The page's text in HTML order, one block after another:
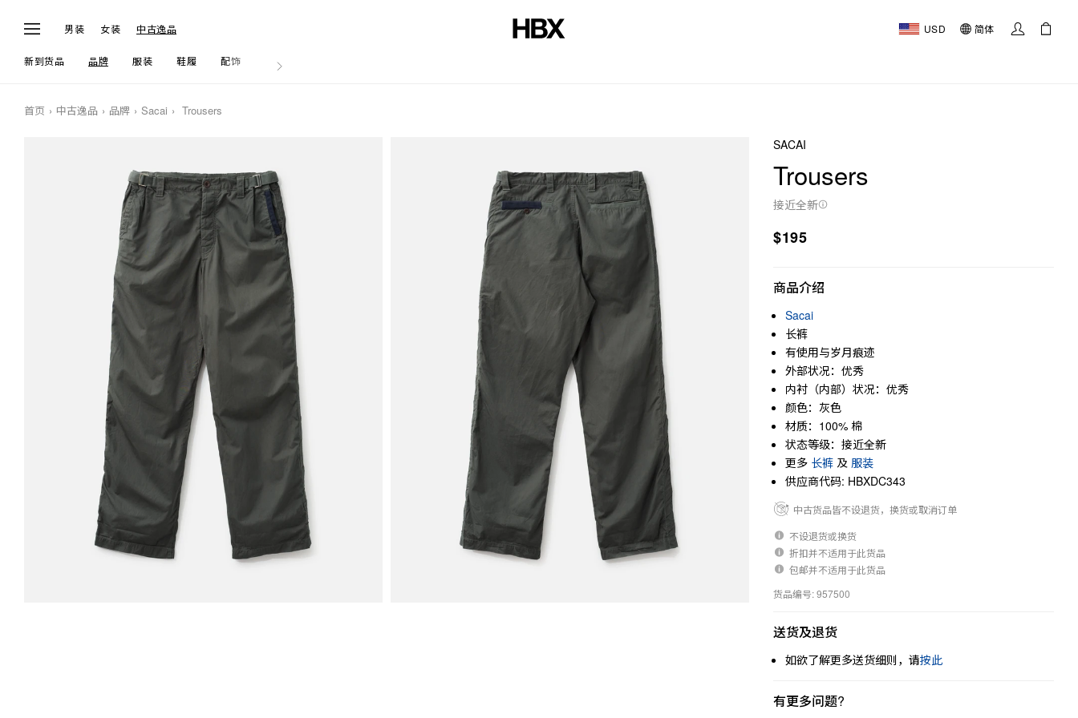
男装 女装 中古逸品 USD 简体
新到货品 品牌 服装 鞋履 配饰 生活
首页 中古逸品 品牌 Sacai Trousers
SACAI
Trousers
接近全新
$195
商品介绍
Sacai
长裤
有使用与岁月痕迹
外部状况：优秀
内衬（内部）状况：优秀
颜色：灰色
材质：100% 棉
状态等级：接近全新
更多 长裤 及 服装
供应商代码: HBXDC343
中古货品皆不设退货，换货或取消订单
不设退货或换货
折扣并不适用于此货品
包邮并不适用于此货品
货品编号: 957500
送货及退货
如欲了解更多送货细则，请按此
有更多问题?